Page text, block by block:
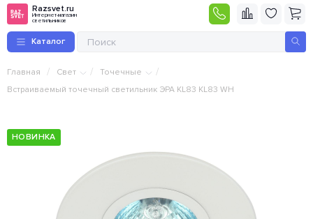
Razsvet.ru
Интернет-магазин
светильников
Каталог
Главная / Свет / Точечные /
Встраиваемый точечный светильник ЭРА KL83 KL83 WH
НОВИНКА